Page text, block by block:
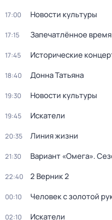
17:00 Новости культуры
17:15 Запечатлённое время
17:45 Исторические
18:40 Донна Татьяна
19:30 Новости культуры
19:45 Искатели
20:35 Линия жизни
21:30 Вариант «Омега».
22:40 2 Верник 2
00:10 Человек с золотой
02:10 Искатели